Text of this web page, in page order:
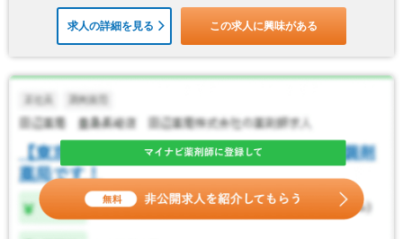
求人の詳細を見る この求人に興味がある